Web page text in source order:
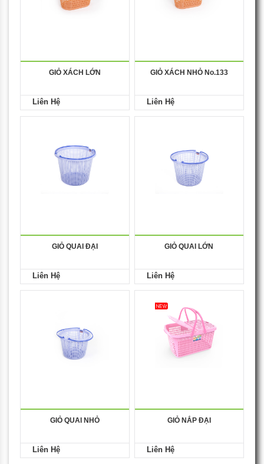
GIỎ XÁCH LỚN
Liên Hệ
GIỎ XÁCH NHỎ No.133
Liên Hệ
GIỎ QUAI ĐẠI
Liên Hệ
GIỎ QUAI LỚN
Liên Hệ
GIỎ QUAI NHỎ
Liên Hệ
GIỎ NẮP ĐẠI
Liên Hệ